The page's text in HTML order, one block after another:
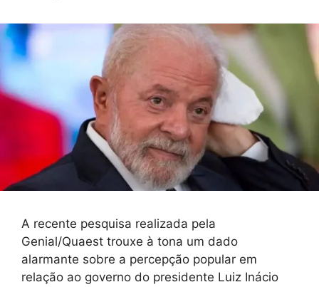
A recente pesquisa realizada pela
Genial/Quaest trouxe à tona um dado
alarmante sobre a percepção popular em
relação ao governo do presidente Luiz Inácio